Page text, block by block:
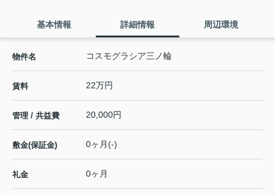
基本情報 詳細情報 周辺環境
物件名 コスモグラシア三ノ輪
賃料 22万円
管理 / 共益費 20,000円
敷金(保証金) 0ヶ月(-)
礼金 0ヶ月